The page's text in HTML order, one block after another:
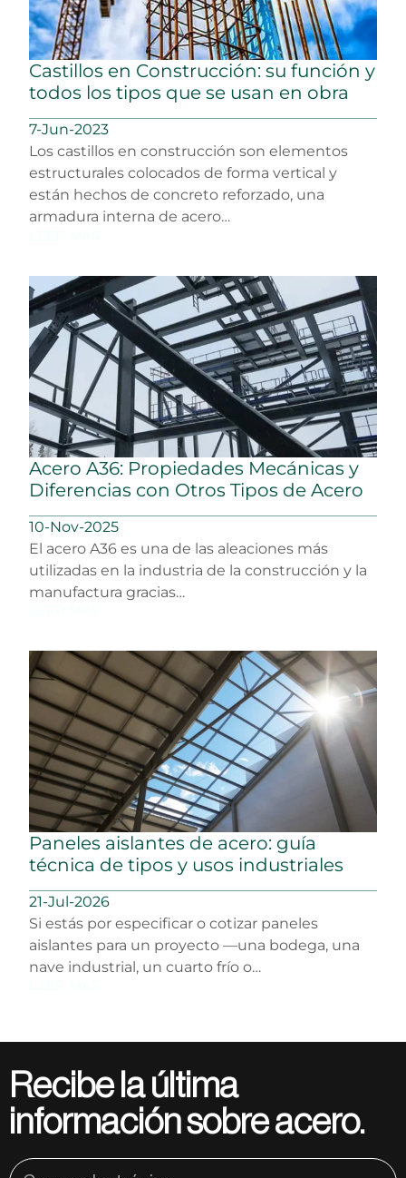
Castillos en Construcción: su función y
todos los tipos que se usan en obra
7-Jun-2023
Los castillos en construcción son elementos
estructurales colocados de forma vertical y
están hechos de concreto reforzado, una
armadura interna de acero…
Acero A36: Propiedades Mecánicas y
Diferencias con Otros Tipos de Acero
10-Nov-2025
El acero A36 es una de las aleaciones más
utilizadas en la industria de la construcción y la
manufactura gracias…
Paneles aislantes de acero: guía
técnica de tipos y usos industriales
21-Jul-2026
Si estás por especificar o cotizar paneles
aislantes para un proyecto —una bodega, una
nave industrial, un cuarto frío o…
Recibe la última
información sobre acero.